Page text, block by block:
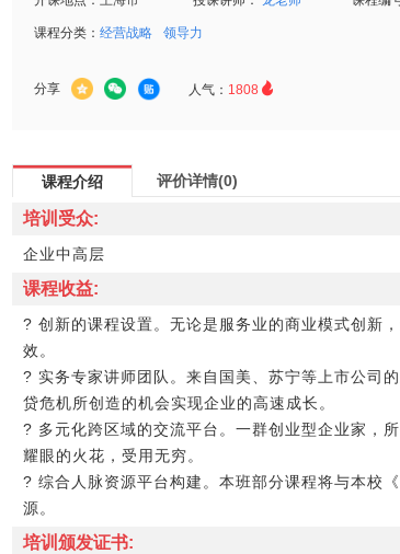
课程分类： 经营战略 领导力
分享 人气： 1808 
课程介绍 评价详情(0)
培训受众:
企业中高层
课程收益:
? 创新的课程设置。无论是服务业的商业模式创新
效。
? 实务专家讲师团队。来自国美、苏宁等上市公司
贷危机所创造的机会实现企业的高速成长。
? 多元化跨区域的交流平台。一群创业型企业家，
耀眼的火花，受用无穷。
? 综合人脉资源平台构建。本班部分课程将与本校
源。
培训颁发证书: